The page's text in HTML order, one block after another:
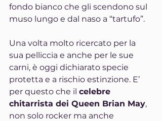
fondo bianco che gli scendono sul
muso lungo e dal naso a “tartufo”.
Una volta molto ricercato per la
sua pelliccia e anche per le sue
carni, è oggi dichiarato specie
protetta e a rischio estinzione. E’
per questo che il celebre
chitarrista dei Queen Brian May,
non solo rocker ma anche